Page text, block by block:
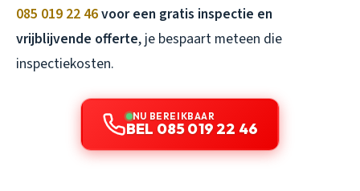
085 019 22 46voor een gratis inspectie en
vrijblijvende offerte, je bespaart meteen die
inspectiekosten.
NU BEREIKBAAR
BEL 085 019 22 46